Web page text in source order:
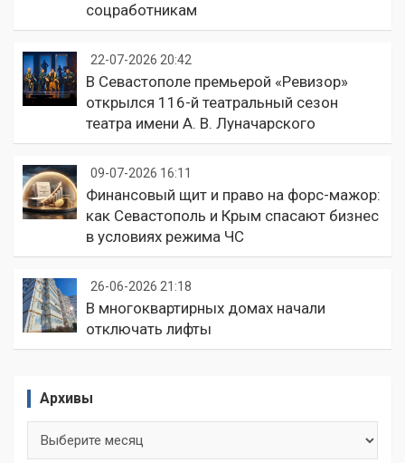
соцработникам
22-07-2026 20:42
В Севастополе премьерой «Ревизор»
открылся 116-й театральный сезон
театра имени А. В. Луначарского
09-07-2026 16:11
Финансовый щит и право на форс-мажор:
как Севастополь и Крым спасают бизнес
в условиях режима ЧС
26-06-2026 21:18
В многоквартирных домах начали
отключать лифты
Архивы